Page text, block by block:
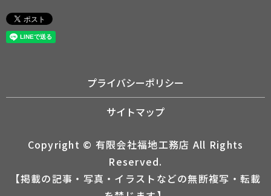
プライバシーポリシー
サイトマップ
Copyright © 有限会社福地工務店 All Rights
Reserved.
【掲載の記事・写真・イラストなどの無断複写・転載